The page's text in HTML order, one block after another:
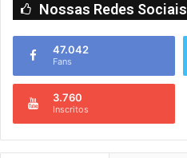
Nossas Redes Sociais
47.042
Fans
3.760
Inscritos